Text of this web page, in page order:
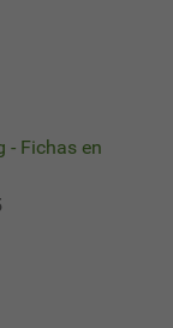
- Fichas en